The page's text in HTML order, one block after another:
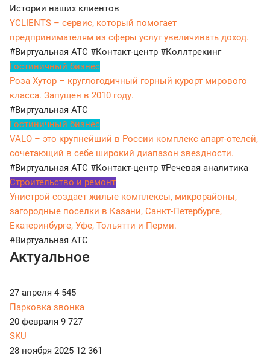
Истории наших клиентов
YCLIENTS – сервис, который помогает
предпринимателям из сферы услуг увеличивать доход.
#Виртуальная АТС #Контакт-центр #Коллтрекинг
Гостиничный бизнес
Роза Хутор – круглогодичный горный курорт мирового
класса. Запущен в 2010 году.
#Виртуальная АТС
Гостиничный бизнес
VALO – это крупнейший в России комплекс апарт-отелей,
сочетающий в себе широкий диапазон звездности.
#Виртуальная АТС #Контакт-центр #Речевая аналитика
Строительство и ремонт
Унистрой создает жилые комплексы, микрорайоны,
загородные поселки в Казани, Санкт-Петербурге,
Екатеринбурге, Уфе, Тольятти и Перми.
#Виртуальная АТС
Актуальное
27 апреля 4 545
Парковка звонка
20 февраля 9 727
SKU
28 ноября 2025 12 361